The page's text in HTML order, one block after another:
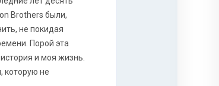
Brothers были,
не покидая
Порой эта
и моя жизнь.
которую не